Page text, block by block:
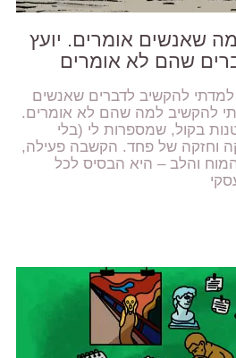
שאנשים אומרים. יועץ
שהם לא אומרים
למדתי להקשיב לדברים שאנשים
להקשיב למה שהם לא אומרים.
בקול, שמספרות לי (בלי
וחזקה של פחד. הקשבה פעילה,
והלב – היא הבסיס לכל